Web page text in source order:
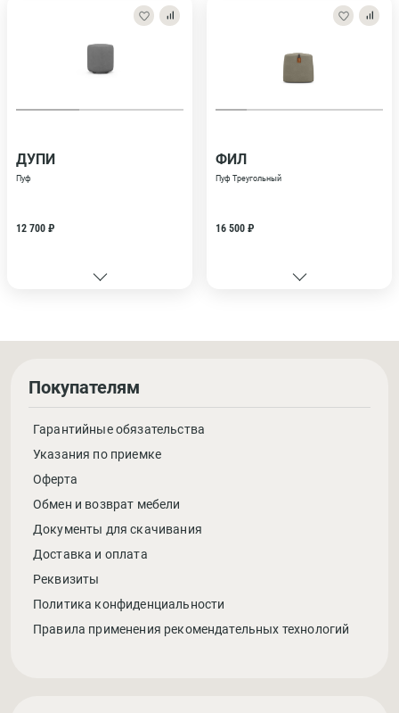
ДУПИ
Пуф
12 700 ₽
ФИЛ
Пуф Треугольный
16 500 ₽
Покупателям
Гарантийные обязательства
Указания по приемке
Оферта
Обмен и возврат мебели
Документы для скачивания
Доставка и оплата
Реквизиты
Политика конфиденциальности
Правила применения рекомендательных технологий